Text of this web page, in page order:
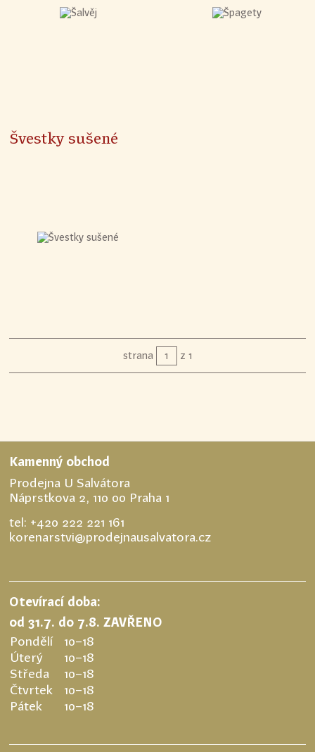
Švestky sušené
strana z 1
Kamenný obchod
Prodejna U Salvátora
Náprstkova 2, 110 00 Praha 1
tel: +420 222 221 161
korenarstvi@prodejnausalvatora.cz
Otevírací doba:
od 31.7. do 7.8. ZAVŘENO
Pondělí
10–18
Úterý
10–18
Středa
10–18
Čtvrtek
10–18
Pátek
10–18